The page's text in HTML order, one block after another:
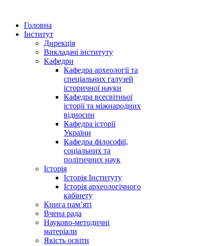
Головна
Інститут
Дирекція
Викладачі інституту
Кафедри
Кафедра археології та
спеціальних галузей
історичної науки
Кафедра всесвітньої
історії та міжнародних
відносин
Кафедра історії
України
Кафедра філософії,
соціальних та
політичних наук
Історія
Історія Інституту
Історія археологічного
кабінету
Книга памʼяті
Вчена рада
Науково-методичні
матеріали
Якість освіти